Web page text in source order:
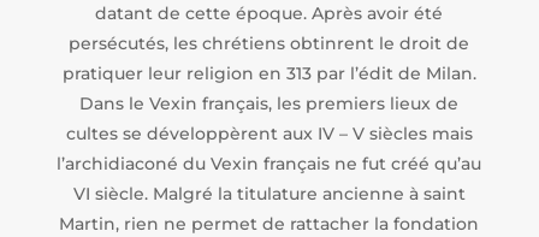
datant de cette époque. Après avoir été
persécutés, les chrétiens obtinrent le droit de
pratiquer leur religion en 313 par l’édit de Milan.
Dans le Vexin français, les premiers lieux de
cultes se développèrent aux IV – V siècles mais
l’archidiaconé du Vexin français ne fut créé qu’au
VI siècle. Malgré la titulature ancienne à saint
Martin, rien ne permet de rattacher la fondation